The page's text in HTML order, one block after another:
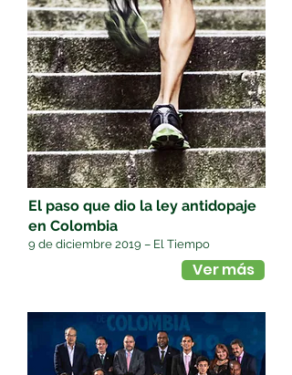
Ver más
El paso que dio la ley antidopaje
en Colombia
9 de diciembre 2019 – El Tiempo